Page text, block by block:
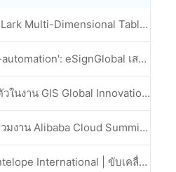
eSignGlobal และ Lark Multi-Dimensional Table ผสานรวมกันอย่างเป็นทางการ: การลงนามและการเก็บถาวรสัญญาอิเล็กทรอนิกส์แบบอัตโนมัติเต็มรูปแบบ
เปิดตัวสกิล 'esign-automation': eSignGlobal เสริมศักยภาพให้ OpenClaw ด้วยลายเซ็นอิเล็กทรอนิกส์อัตโนมัติ
eSignGlobal เปิดตัวในงาน GIS Global Innovation Exhibition 2025
eSignGlobal เข้าร่วมงาน Alibaba Cloud Summit 2025 ที่ฮ่องกง เพื่อขับเคลื่อนนวัตกรรมคลาวด์ที่ขับเคลื่อนด้วย AI และความเชื่อมั่นทางดิจิทัล
eSignGlobal × Antelope International | ขับเคลื่อนเวิร์กโฟลดิจิทัลที่ปลอดภัยและขับเคลื่อนด้วย AI